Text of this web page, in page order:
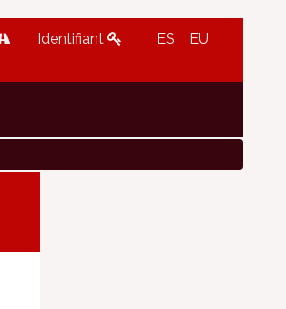
Identifiant ES EU